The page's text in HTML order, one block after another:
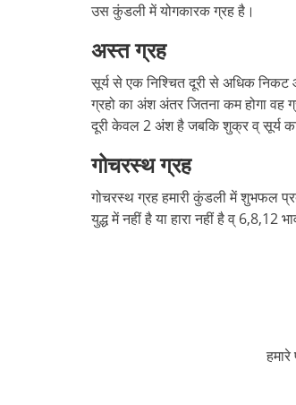
उस कुंडली में योगकारक ग्रह है।
अस्त ग्रह
सूर्य से एक निश्चित दूरी से अधिक निकट
ग्रहो का अंश अंतर जितना कम होगा वह
दूरी केवल 2 अंश है जबकि शुक्र व् सूर्य
गोचरस्थ ग्रह
गोचरस्थ ग्रह हमारी कुंडली में शुभफल
युद्ध में नहीं है या हारा नहीं है व् 6,8,12